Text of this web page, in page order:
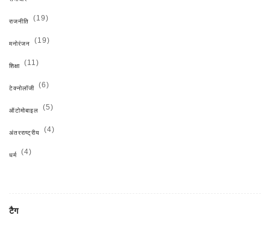
राजनीति (19)
मनोरंजन (19)
शिक्षा (11)
टेक्नोलॉजी (6)
ऑटोमोबाइल (5)
अंतरराष्ट्रीय (4)
धर्म (4)
टैग